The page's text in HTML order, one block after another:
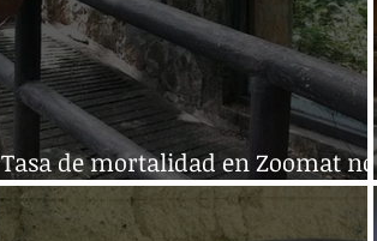
Tasa de mortalidad en Zoomat no
rebasa 1%